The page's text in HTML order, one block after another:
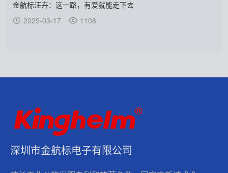
金航标汪卉：这一路，有爱就能走下去
2025-03-17
1108
深圳市金航标电子有限公司